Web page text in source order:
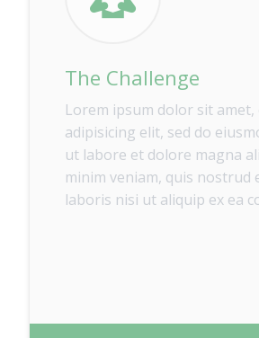
The Challenge
Lorem ipsum dolor sit
adipisicing elit, sed do
ut labore et dolore magna
minim veniam, quis nostrud
laboris nisi ut aliquip ex ea